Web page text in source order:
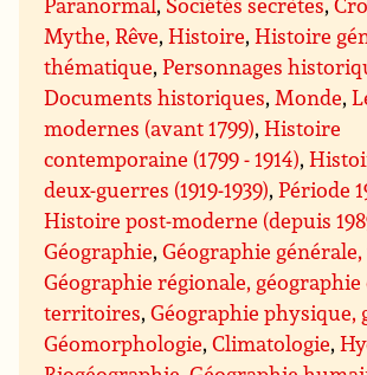
Mythe, Rêve,Histoire,Histoire
thématique,Personnages
Documents historiques, Monde,
modernes (avant 1799),Histoire
contemporaine (1799 - 1914),
deux-guerres (1919-1939),Période
Histoire post-moderne (depuis
Géographie,Géographie
Géographie régionale, géographie
territoires,Géographie physique,
Géomorphologie,Climatologie,